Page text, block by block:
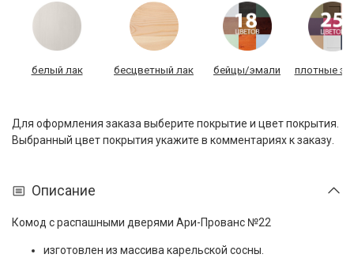
белый лак бесцветный лак бейцы/эмали плотные
Для оформления заказа выберите покрытие и цвет покрытия.
Выбранный цвет покрытия укажите в комментариях к заказу.
Описание
Комод с распашными дверями Ари-Прованс №22
изготовлен из массива карельской сосны.